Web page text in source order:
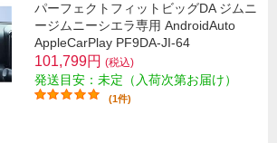
パーフェクトフィットビッグDA ジムニ
ージムニーシエラ専用 AndroidAuto
AppleCarPlay PF9DA-JI-64
101,799円 (税込)
発送目安：未定（入荷次第お届け）
(1件)